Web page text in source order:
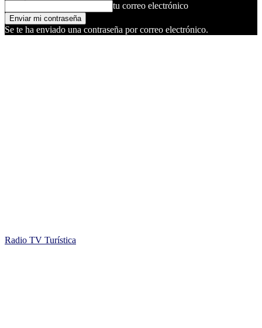
tu correo electrónico
Se te ha enviado una contraseña por correo electrónico.
Radio TV Turística